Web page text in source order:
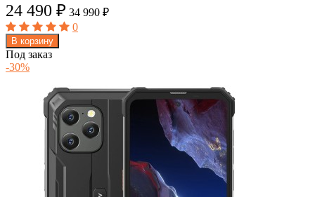
24 490 ₽ 34 990 ₽
0
В корзину
Под заказ
-30%